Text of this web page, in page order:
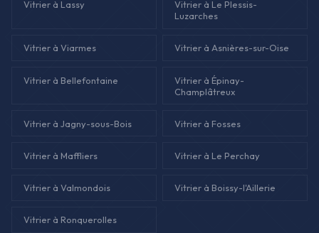
Vitrier à Lassy
Vitrier à Le Plessis-
Luzarches
Vitrier à Viarmes Vitrier à Asnières-sur-Oise
Vitrier à Bellefontaine
Vitrier à Épinay-
Champlâtreux
Vitrier à Jagny-sous-Bois Vitrier à Fosses
Vitrier à Maffliers Vitrier à Le Perchay
Vitrier à Valmondois Vitrier à Boissy-l'Aillerie
Vitrier à Ronquerolles